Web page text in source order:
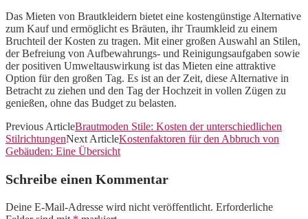
Das Mieten von Brautkleidern bietet eine kostengünstige Alternative
zum Kauf und ermöglicht es Bräuten, ihr Traumkleid zu einem
Bruchteil der Kosten zu tragen. Mit einer großen Auswahl an Stilen,
der Befreiung von Aufbewahrungs- und Reinigungsaufgaben sowie
der positiven Umweltauswirkung ist das Mieten eine attraktive
Option für den großen Tag. Es ist an der Zeit, diese Alternative in
Betracht zu ziehen und den Tag der Hochzeit in vollen Zügen zu
genießen, ohne das Budget zu belasten.
Previous ArticleBrautmoden Stile: Kosten der unterschiedlichen
StilrichtungenNext ArticleKostenfaktoren für den Abbruch von
Gebäuden: Eine Übersicht
Schreibe einen Kommentar
Deine E-Mail-Adresse wird nicht veröffentlicht. Erforderliche